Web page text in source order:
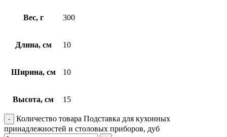
Вес, г 300
Длина, см 10
Ширина, см 10
Высота, см 15
Количество товара Подставка для кухонных
принадлежностей и столовых приборов, дуб